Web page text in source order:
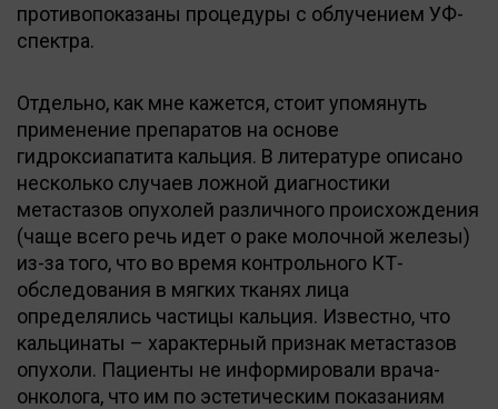
противопоказаны процедуры с облучением УФ-
спектра.
Отдельно, как мне кажется, стоит упомянуть
применение препаратов на основе
гидроксиапатита кальция. В литературе описано
несколько случаев ложной диагностики
метастазов опухолей различного происхождения
(чаще всего речь идет о раке молочной железы)
из-за того, что во время контрольного КТ-
обследования в мягких тканях лица
определялись частицы кальция. Известно, что
кальцинаты – характерный признак метастазов
опухоли. Пациенты не информировали врача-
онколога, что им по эстетическим показаниям